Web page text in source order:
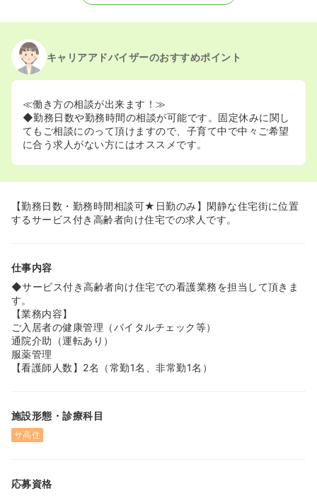
キャリアアドバイザーのおすすめポイント
≪働き方の相談が出来ます！≫
◆勤務日数や勤務時間の相談が可能です。固定休みに関し
てもご相談にのって頂けますので、子育て中で中々ご希望
に合う求人がない方にはオススメです。
【勤務日数・勤務時間相談可★日勤のみ】閑静な住宅街に位置
するサービス付き高齢者向け住宅での求人です。
仕事内容
◆サービス付き高齢者向け住宅での看護業務を担当して頂きま
す。
【業務内容】
ご入居者の健康管理（バイタルチェック等）
通院介助（運転あり）
服薬管理
【看護師人数】2名（常勤1名、非常勤1名）
施設形態・診療科目
サ高住
応募資格